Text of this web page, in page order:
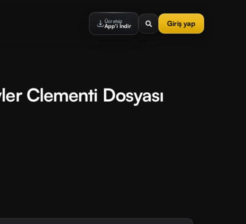
Ücretsiz
App'i İndir Giriş yap
Clementi Dosyası